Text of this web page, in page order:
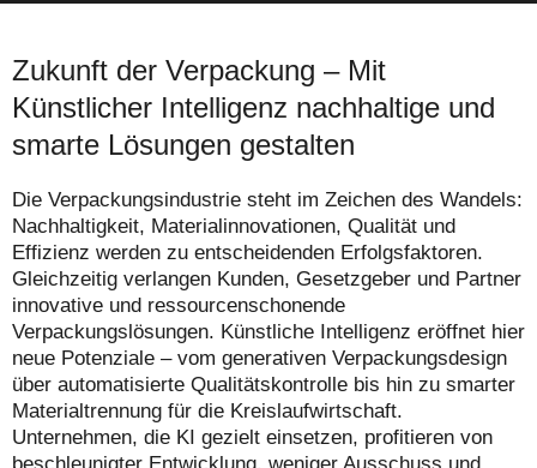
Zukunft der Verpackung – Mit
Künstlicher Intelligenz nachhaltige und
smarte Lösungen gestalten
Die Verpackungsindustrie steht im Zeichen des Wandels:
Nachhaltigkeit, Materialinnovationen, Qualität und
Effizienz werden zu entscheidenden Erfolgsfaktoren.
Gleichzeitig verlangen Kunden, Gesetzgeber und Partner
innovative und ressourcenschonende
Verpackungslösungen. Künstliche Intelligenz eröffnet hier
neue Potenziale – vom generativen Verpackungsdesign
über automatisierte Qualitätskontrolle bis hin zu smarter
Materialtrennung für die Kreislaufwirtschaft.
Unternehmen, die KI gezielt einsetzen, profitieren von